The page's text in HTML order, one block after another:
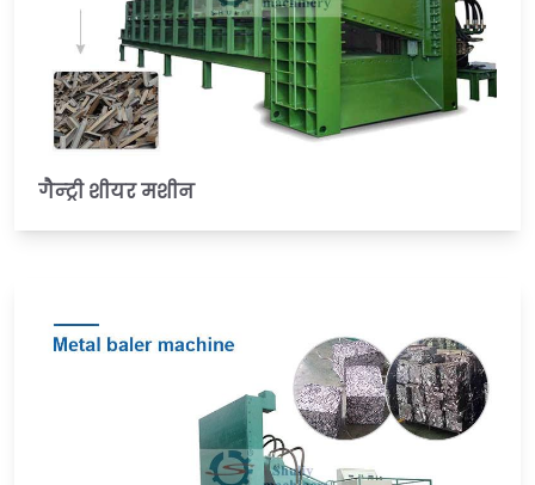
गैन्ट्री शीयर मशीन